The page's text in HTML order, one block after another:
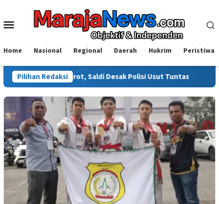
konten
Menu
Home Nasional Regional Daerah Hukrim Peristiwa
Pilihan Redaksi
Disorot, Saldi Desak Polisi Usut Tuntas Warga Sinjai